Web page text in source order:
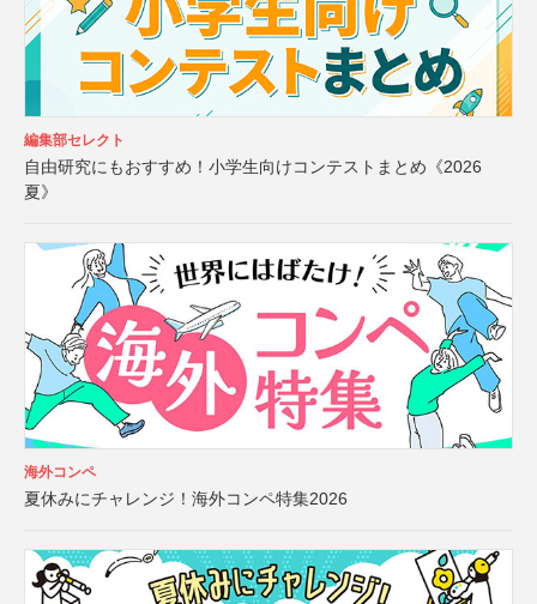
編集部セレクト
自由研究にもおすすめ！小学生向けコンテストまとめ《2026
夏》
海外コンペ
夏休みにチャレンジ！海外コンペ特集2026